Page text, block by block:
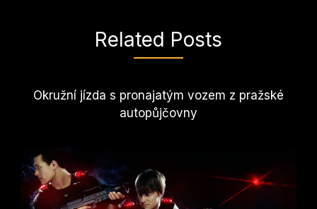
Related Posts
Okružní jízda s pronajatým vozem z pražské
autopůjčovny